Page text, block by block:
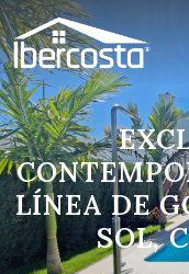
LÍNEA DE
SOL,